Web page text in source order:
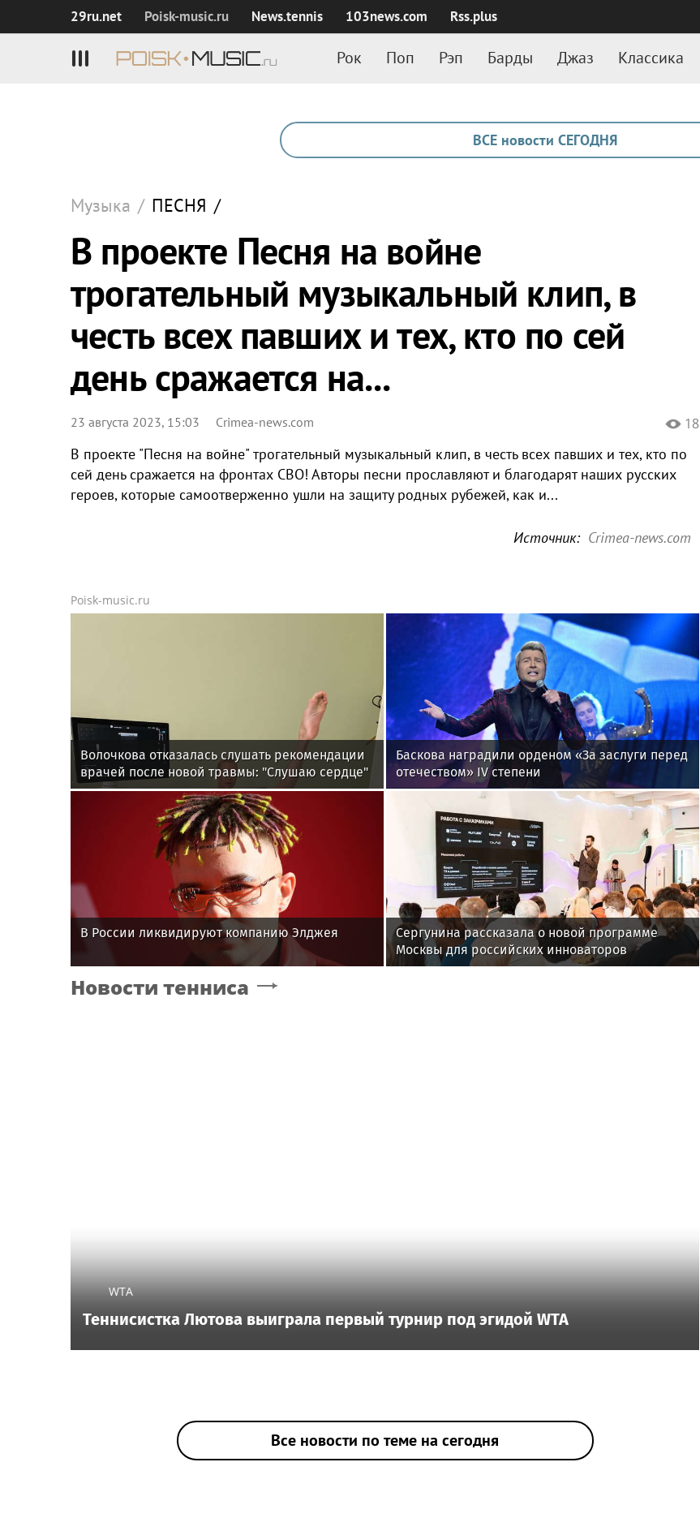
29ru.net Poisk‑music.ru News.tennis 103news.com Rss.plus
Рок Поп Рэп Барды Джаз Классика
ВСЕ новости СЕГОДНЯ
Музыка / ПЕСНЯ /
В проекте Песня на войне
трогательный музыкальный клип, в
честь всех павших и тех, кто по сей
день сражается на...
23 августа 2023, 15:03 Crimea-news.com 18
В проекте "Песня на войне" трогательный музыкальный клип, в честь всех павших и тех, кто по
сей день сражается на фронтах СВО! Авторы песни прославляют и благодарят наших русских
героев, которые самоотверженно ушли на защиту родных рубежей, как и...
Источник: Crimea-news.com
Poisk-music.ru
Волочкова отказалась слушать рекомендации
врачей после новой травмы: "Слушаю сердце"
Баскова наградили орденом «За заслуги перед
отечеством» IV степени
В России ликвидируют компанию Элджея
Сергунина рассказала о новой программе
Москвы для российских инноваторов
Новости тенниса
WTA
Теннисистка Лютова выиграла первый турнир под эгидой WTA
Все новости по теме на сегодня